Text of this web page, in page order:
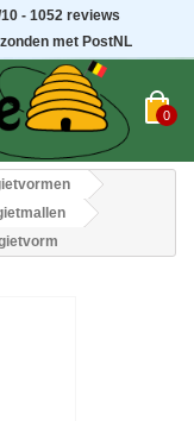
10 - 1052 reviews
met PostNL
0